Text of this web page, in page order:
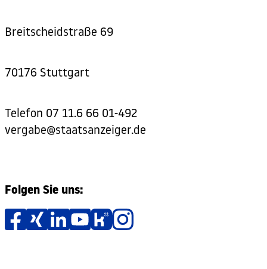
Breitscheidstraße 69
70176 Stuttgart
Telefon 07 11.6 66 01-492
vergabe@staatsanzeiger.de
Folgen Sie uns: